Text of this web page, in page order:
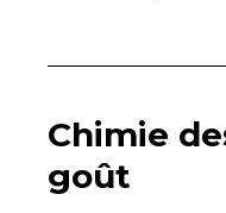
Chimie
goût